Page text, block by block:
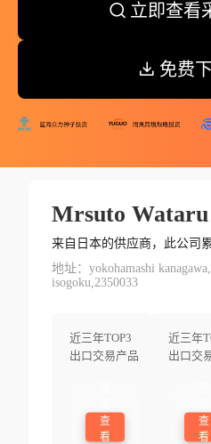
立即查看
免费
Mrsuto Wataru
来自日本的供应商，此公司
地址：yokohamashi
isogoku,2350033
近三年TOP3
出口交易产品
查
看
近三年
出口交
查
看